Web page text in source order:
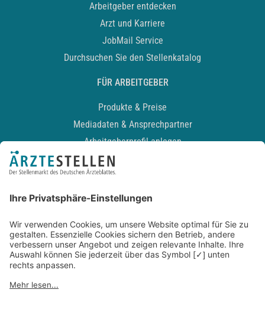
Arbeitgeber entdecken
Arzt und Karriere
JobMail Service
Durchsuchen Sie den Stellenkatalog
FÜR ARBEITGEBER
Produkte & Preise
Mediadaten & Ansprechpartner
Arbeitgeberprofil anlegen
Recruiting-Podcast
Kontakt
Datenschutz
Newsletter